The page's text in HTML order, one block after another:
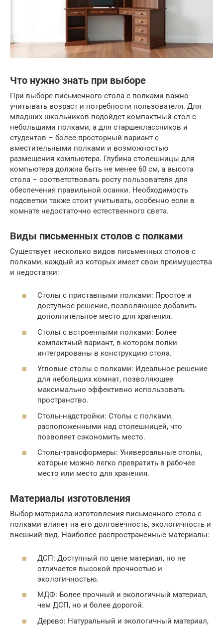
Что нужно знать при выборе
При выборе письменного стола с полками важно
учитывать возраст и потребности пользователя. Для
младших школьников подойдет компактный стол с
небольшими полками, а для старшеклассников и
студентов – более просторный вариант с
вместительными полками и возможностью
размещения компьютера. Глубина столешницы для
компьютера должна быть не менее 60 см, а высота
стола – соответствовать росту пользователя для
обеспечения правильной осанки. Необходимость
подсветки также стоит учитывать, особенно если в
комнате недостаточно естественного света.
Виды письменных столов с полками
Существует несколько видов письменных столов с
полками, каждый из которых имеет свои преимущества
и недостатки:
Столы с приставными полками: Простое и
доступное решение, позволяющее добавить
дополнительное место для хранения.
Столы с встроенными полками: Более
компактный вариант, в котором полки
интегрированы в конструкцию стола.
Угловые столы с полками: Идеальное решение
для небольших комнат, позволяющее
максимально эффективно использовать
пространство.
Столы-надстройки: Столы с полками,
расположенными над столешницей, что
позволяет сэкономить место.
Столы-трансформеры: Универсальные столы,
которые можно легко превратить в рабочее
место или место для хранения.
Материалы изготовления
Выбор материала изготовления письменного стола с
полками влияет на его долговечность, экологичность и
внешний вид. Наиболее распространенные материалы:
ДСП: Доступный по цене материал, но не
отличается высокой прочностью и
экологичностью.
МДФ: Более прочный и экологичный материал,
чем ДСП, но и более дорогой.
Дерево: Натуральный и экологичный материал,